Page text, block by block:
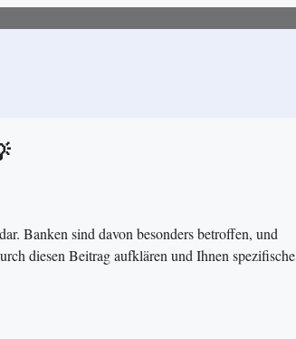
Banken sind davon besonders betroffen, und
diesen Beitrag aufklären und Ihnen spezifische